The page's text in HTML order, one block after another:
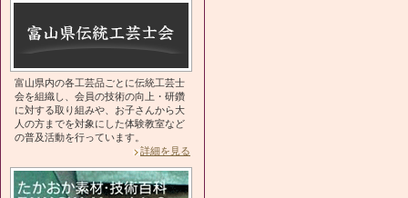
富山県内の各工芸品ごとに伝統工芸士
会を組織し、会員の技術の向上・研鑽
に対する取り組みや、お子さんから大
人の方までを対象にした体験教室など
の普及活動を行っています。
詳細を見る